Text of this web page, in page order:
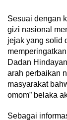
Sesuai dengan
gizi nasional
jejak yang solid
Dadan
arah perbaikan
masyarakat
omom” belaka
Sebagai